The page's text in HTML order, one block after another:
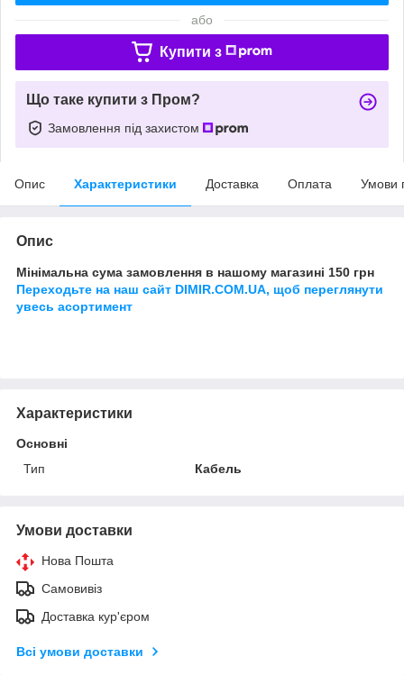
або
Купити з
Що таке купити з Пром?
Замовлення під захистом
Опис Характеристики Доставка Оплата Умови
Опис
Мінімальна сума замовлення в нашому магазині 150 грн
Переходьте на наш сайт DIMIR.COM.UA, щоб переглянути
увесь асортимент
Характеристики
Основні
Тип
Кабель
Умови доставки
Нова Пошта
Самовивіз
Доставка кур'єром
Всі умови доставки